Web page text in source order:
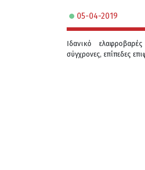
05-04-2019
Ιδανικό
σύγχρονες, επίπεδες